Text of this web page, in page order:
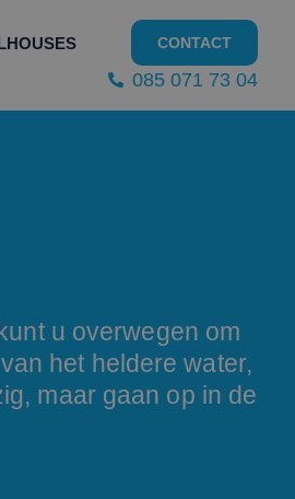
CONTACT
085 071 73 04
u overwegen om
het heldere water,
maar gaan op in de